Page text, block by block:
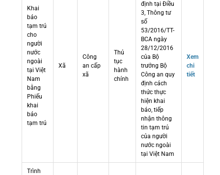
Khai
báo
tạm trú
cho
người
nước
ngoài
tại Việt
Nam
bằng
Phiếu
khai
báo
tạm trú
Xã
Công
an cấp
xã
Thủ
tục
hành
chính
định tại Điều
3, Thông tư
số
53/2016/TT-
BCA ngày
28/12/2016
của Bộ
trưởng Bộ
Công an quy
định cách
thức thực
hiện khai
báo, tiếp
nhận thông
tin tạm trú
của người
nước ngoài
tại Việt Nam
Xem
chi
tiết
Trình